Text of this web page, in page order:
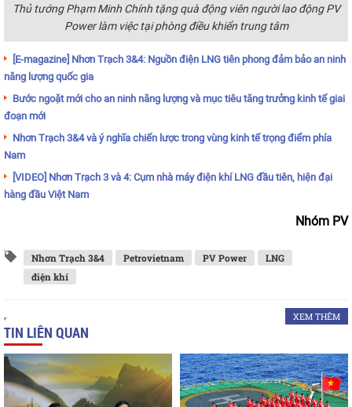
Thủ tướng Phạm Minh Chính tặng quà động viên người lao động PV
Power làm việc tại phòng điều khiển trung tâm
[E-magazine] Nhơn Trạch 3&4: Nguồn điện LNG tiên phong đảm bảo an ninh
năng lượng quốc gia
Bước ngoặt mới cho an ninh năng lượng và mục tiêu tăng trưởng kinh tế giai
đoạn mới
Nhơn Trạch 3&4 và ý nghĩa chiến lược trong vùng kinh tế trọng điểm phía
Nam
[VIDEO] Nhơn Trạch 3 và 4: Cụm nhà máy điện khí LNG đầu tiên, hiện đại
hàng đầu Việt Nam
Nhóm PV
Nhơn Trạch 3&4 Petrovietnam PV Power
LNG
điện khí
XEM THÊM
TIN LIÊN QUAN